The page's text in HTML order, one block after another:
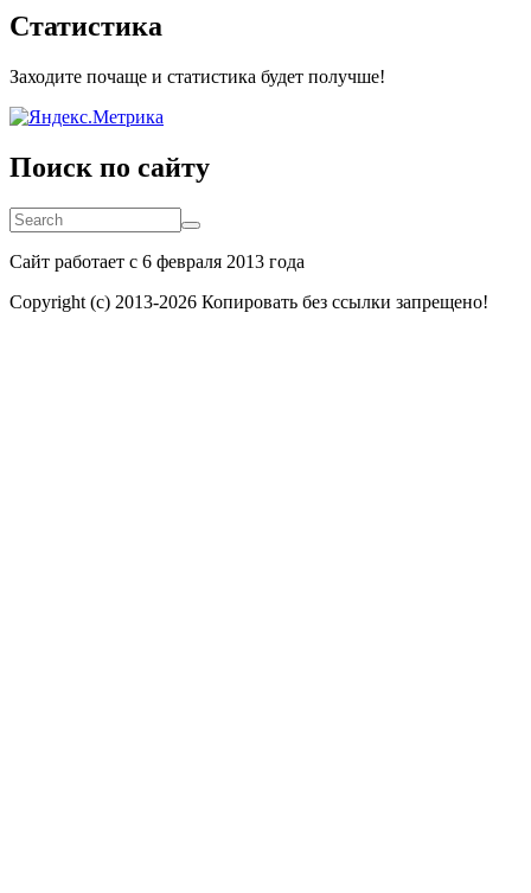
Статистика
Заходите почаще и статистика будет получше!
Поиск по сайту
Search
Search
Сайт работает с 6 февраля 2013 года
Copyright (c) 2013-2026 Копировать без ссылки запрещено!